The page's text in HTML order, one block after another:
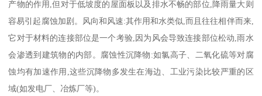
产物的作用,但对于低坡度的屋面板以及排水不畅的部位,降雨量大则
容易引起腐蚀加剧。风向和风速:其作用和水类似,而且往往相伴而来,
它对于材料的连接部位是一个考验,因为风会导致连接部位松动,雨水
会渗透到建筑物的内部。腐蚀性沉降物:如氯高子、二氧化硫等对腐
蚀均有加速作用,这些沉降物多发生在海边、工业污染比较严重的区
域(如发电厂、冶炼厂等)。